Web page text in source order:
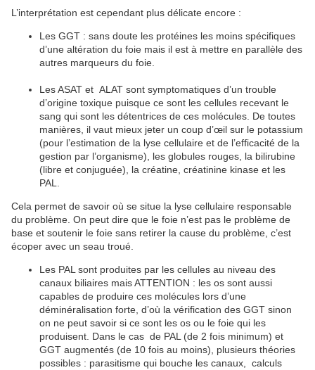
L’interprétation est cependant plus délicate encore :
Les GGT : sans doute les protéines les moins spécifiques
d’une altération du foie mais il est à mettre en parallèle des
autres marqueurs du foie.
Les ASAT et ALAT sont symptomatiques d’un trouble
d’origine toxique puisque ce sont les cellules recevant le
sang qui sont les détentrices de ces molécules. De toutes
manières, il vaut mieux jeter un coup d’œil sur le potassium
(pour l’estimation de la lyse cellulaire et de l’efficacité de la
gestion par l’organisme), les globules rouges, la bilirubine
(libre et conjuguée), la créatine, créatinine kinase et les
PAL.
Cela permet de savoir où se situe la lyse cellulaire responsable
du problème. On peut dire que le foie n’est pas le problème de
base et soutenir le foie sans retirer la cause du problème, c’est
écoper avec un seau troué.
Les PAL sont produites par les cellules au niveau des
canaux biliaires mais ATTENTION : les os sont aussi
capables de produire ces molécules lors d’une
déminéralisation forte, d’où la vérification des GGT sinon
on ne peut savoir si ce sont les os ou le foie qui les
produisent. Dans le cas de PAL (de 2 fois minimum) et
GGT augmentés (de 10 fois au moins), plusieurs théories
possibles : parasitisme qui bouche les canaux, calculs